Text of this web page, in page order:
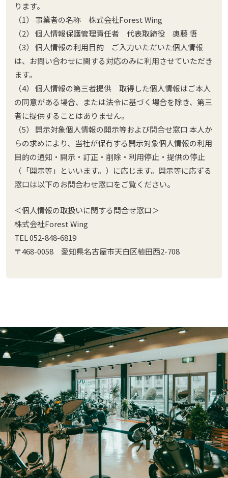
ります。
（1） 事業者の名称 株式会社Forest Wing
（2） 個人情報保護管理責任者 代表取締役 奥藤 悟
（3） 個人情報の利用目的 ご入力いただいた個人情報
は、お問い合わせに関する対応のみに利用させていただき
ます。
（4） 個人情報の第三者提供 取得した個人情報はご本人
の同意がある場合、または法令に基づく場合を除き、第三
者に提供することはありません。
（5） 開示対象個人情報の開示等および問合せ窓口 本人か
らの求めにより、当社が保有する開示対象個人情報の利用
目的の通知・開示・訂正・削除・利用停止・提供の停止
（「開示等」といいます。）に応じます。開示等に応ずる
窓口は以下のお問合わせ窓口をご覧ください。
＜個人情報の取扱いに関する問合せ窓口＞
株式会社Forest Wing
TEL 052-848-6819
〒468-0058 愛知県名古屋市天白区植田西2-708